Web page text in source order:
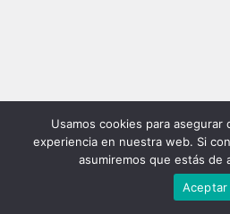
Usamos cookies para asegurar
experiencia en nuestra web. Si
asumiremos que estás de
Aceptar